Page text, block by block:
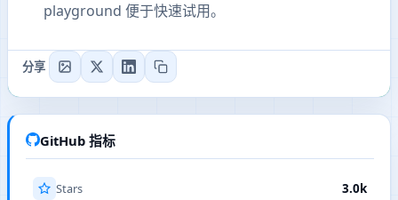
playground 便于快速试用。
分享
GitHub 指标
Stars 3.0k